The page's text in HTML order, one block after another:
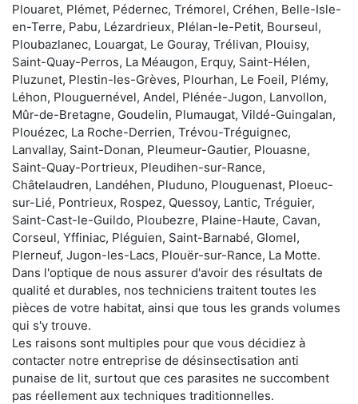
Plouaret, Plémet, Pédernec, Trémorel, Créhen, Belle-Isle-
en-Terre, Pabu, Lézardrieux, Plélan-le-Petit, Bourseul,
Ploubazlanec, Louargat, Le Gouray, Trélivan, Plouisy,
Saint-Quay-Perros, La Méaugon, Erquy, Saint-Hélen,
Pluzunet, Plestin-les-Grèves, Plourhan, Le Foeil, Plémy,
Léhon, Plouguernével, Andel, Plénée-Jugon, Lanvollon,
Mûr-de-Bretagne, Goudelin, Plumaugat, Vildé-Guingalan,
Plouézec, La Roche-Derrien, Trévou-Tréguignec,
Lanvallay, Saint-Donan, Pleumeur-Gautier, Plouasne,
Saint-Quay-Portrieux, Pleudihen-sur-Rance,
Châtelaudren, Landéhen, Pluduno, Plouguenast, Ploeuc-
sur-Lié, Pontrieux, Rospez, Quessoy, Lantic, Tréguier,
Saint-Cast-le-Guildo, Ploubezre, Plaine-Haute, Cavan,
Corseul, Yffiniac, Pléguien, Saint-Barnabé, Glomel,
Plerneuf, Jugon-les-Lacs, Plouër-sur-Rance, La Motte.
Dans l'optique de nous assurer d'avoir des résultats de
qualité et durables, nos techniciens traitent toutes les
pièces de votre habitat, ainsi que tous les grands volumes
qui s'y trouve.
Les raisons sont multiples pour que vous décidiez à
contacter notre entreprise de désinsectisation anti
punaise de lit, surtout que ces parasites ne succombent
pas réellement aux techniques traditionnelles.